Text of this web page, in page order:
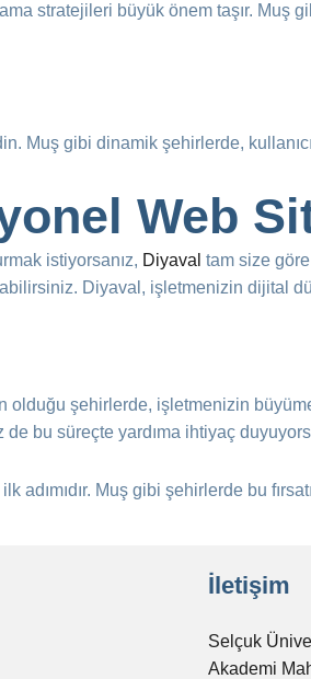
stratejileri büyük önem taşır.
Muş gibi dinamik şehirlerde,
Web
istiyorsanız, Diyaval tam size göre
Diyaval, işletmenizin dijital
şehirlerde, işletmenizin
bu süreçte yardıma ihtiyaç
Muş gibi şehirlerde bu
İletişim
Selçuk
Akademi